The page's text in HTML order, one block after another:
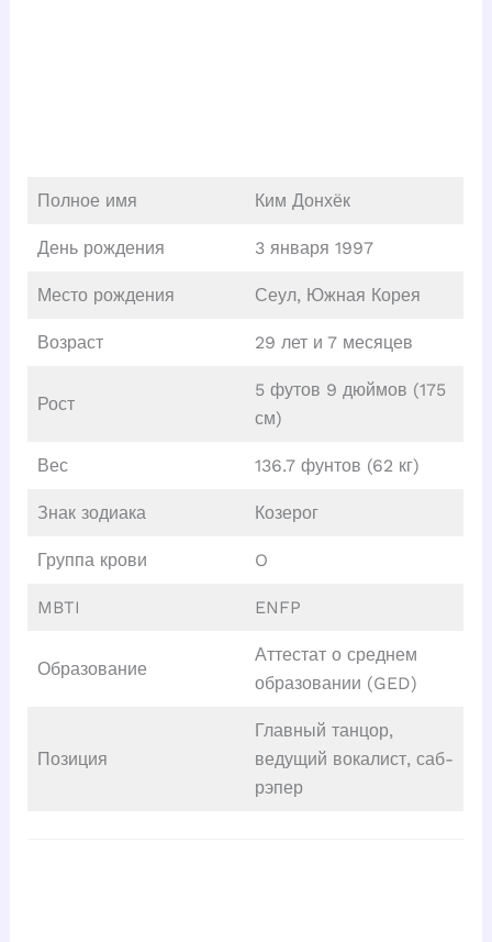
Полное имя Ким Донхёк
День рождения 3 января 1997
Место рождения Сеул, Южная Корея
Возраст 29 лет и 7 месяцев
Рост
5 футов 9 дюймов (175
см)
Вес 136.7 фунтов (62 кг)
Знак зодиака Козерог
Группа крови O
MBTI ENFP
Образование
Аттестат о среднем
образовании (GED)
Позиция
Главный танцор,
ведущий вокалист, саб-
рэпер